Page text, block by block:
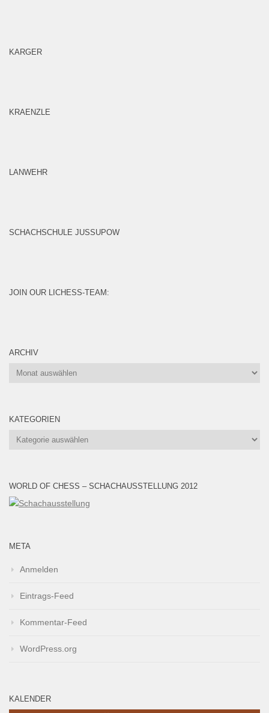
KARGER
KRAENZLE
LANWEHR
SCHACHSCHULE JUSSUPOW
JOIN OUR LICHESS-TEAM:
ARCHIV
Archiv
KATEGORIEN
Kategorien
WORLD OF CHESS – SCHACHAUSSTELLUNG 2012
META
Anmelden
Eintrags-Feed
Kommentar-Feed
WordPress.org
KALENDER